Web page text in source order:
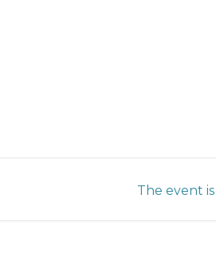
The event